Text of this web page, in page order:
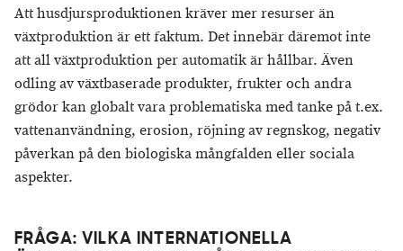
Att husdjursproduktionen kräver mer resurser än
växtproduktion är ett faktum. Det innebär däremot inte
att all växtproduktion per automatik är hållbar. Även
odling av växtbaserade produkter, frukter och andra
grödor kan globalt vara problematiska med tanke på t.ex.
vattenanvändning, erosion, röjning av regnskog, negativ
påverkan på den biologiska mångfalden eller sociala
aspekter.
FRÅGA: VILKA INTERNATIONELLA